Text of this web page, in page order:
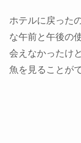
ホテルに戻った
な午前と午後の
会えなかったけ
魚を見ることが